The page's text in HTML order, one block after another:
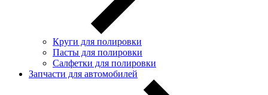
Круги для полировки
Пасты для полировки
Салфетки для полировки
Запчасти для автомобилей